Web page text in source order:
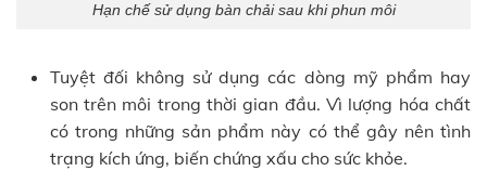
Hạn chế sử dụng bàn chải sau khi phun môi
Tuyệt đối không sử dụng các dòng mỹ phẩm hay
son trên môi trong thời gian đầu. Vì lượng hóa chất
có trong những sản phẩm này có thể gây nên tình
trạng kích ứng, biến chứng xấu cho sức khỏe.